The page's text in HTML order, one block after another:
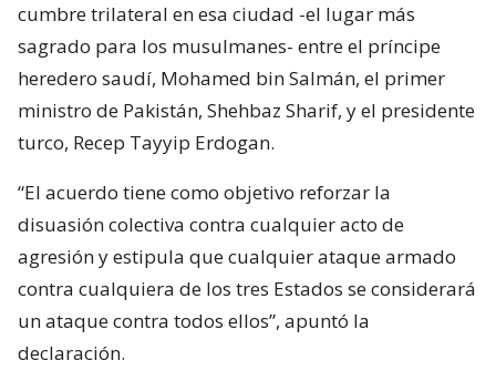
cumbre trilateral en esa ciudad -el lugar más
sagrado para los musulmanes- entre el príncipe
heredero saudí, Mohamed bin Salmán, el primer
ministro de Pakistán, Shehbaz Sharif, y el presidente
turco, Recep Tayyip Erdogan.
“El acuerdo tiene como objetivo reforzar la
disuasión colectiva contra cualquier acto de
agresión y estipula que cualquier ataque armado
contra cualquiera de los tres Estados se considerará
un ataque contra todos ellos”, apuntó la
declaración.